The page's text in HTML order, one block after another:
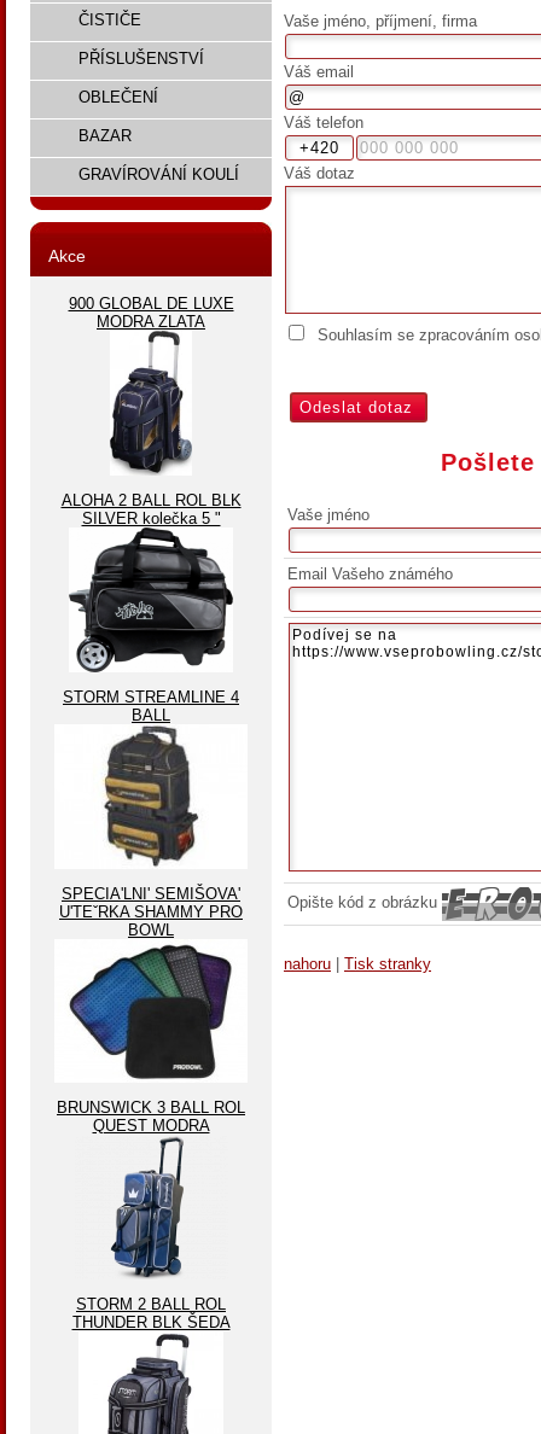
Vaše jméno, příjmení, firma
Váš email
Váš telefon
Váš dotaz
Souhlasím se zpracováním
Vaše jméno
Email Vašeho známého
Opište kód z obrázku
nahoru Tisk stranky
ČISTIČE
PŘÍSLUŠENSTVÍ
OBLEČENÍ
BAZAR
GRAVÍROVÁNÍ KOULÍ
Akce
900 GLOBAL DE LUXE
MODRA ZLATA
ALOHA 2 BALL ROL BLK
SILVER kolečka 5 "
STORM STREAMLINE 4
BALL
SPECIA'LNI' SEMIŠOVA'
U'TEˇRKA SHAMMY PRO
BOWL
BRUNSWICK 3 BALL ROL
QUEST MODRA
STORM 2 BALL ROL
THUNDER BLK ŠEDA